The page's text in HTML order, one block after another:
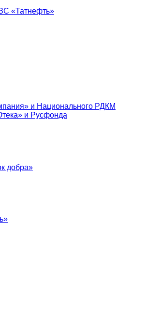
«Татнефть»
и Национального РДКМ
и Русфонда
добра»